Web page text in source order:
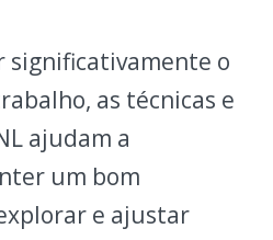
significativamente o
as técnicas e
ajudam a
um bom
e ajustar